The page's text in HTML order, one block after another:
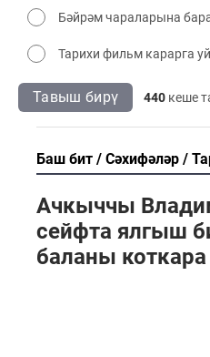
Бәйрәм чараларына
Тарихи фильм карарга
Тавыш бирү 440 кеше
Баш бит Сәхифәләр
Ачкыччы
сейфта ялгыш
баланы коткара